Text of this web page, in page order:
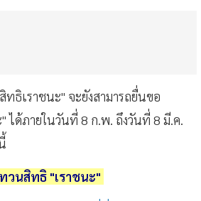
ธิเราชนะ" จะยังสามารถยื่นขอ
ได้ภายในวันที่ 8 ก.พ. ถึงวันที่ 8 มี.ค.
นสิทธิ "เราชนะ"